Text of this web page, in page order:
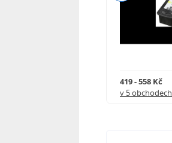
419 - 558 Kč
v 5 obchodech